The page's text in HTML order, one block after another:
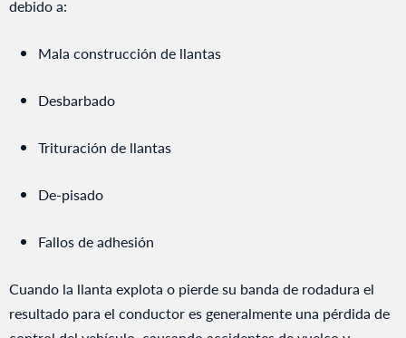
debido a:
Mala construcción de llantas
Desbarbado
Trituración de llantas
De-pisado
Fallos de adhesión
Cuando la llanta explota o pierde su banda de rodadura el
resultado para el conductor es generalmente una pérdida de